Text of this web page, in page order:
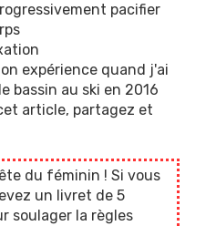
pacifier
expérience quand j'ai
bassin au ski en 2016
article, partagez et
du féminin ! Si vous
un livret de 5
soulager la règles